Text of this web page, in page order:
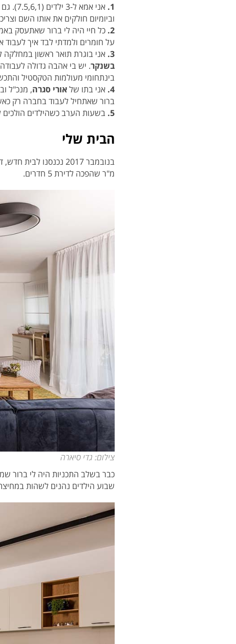
1.
אני
וביומיום חולקים את אותו השם
2. כל חיי היה לי ברור שאתעסק
על חומרים ולמדתי לבד איך
3. אני בוגרת תואר ראשון במחלקה
בשנקר. יש בי אהבה גדולה לעבודה
בינתחומי מעולמות הטקסטיל
4. אני בתו שלאורי סגרה, מנכ"ל
ברור שאתחיל לעבוד בחברה רק
5. בשעות הערב כשהילדים הולכים
הבית שלי
מ"ר שהפכה לדירת 5 חדרים.
צילום: גדי סיארה
שבוע הילדים נהנים לשהות